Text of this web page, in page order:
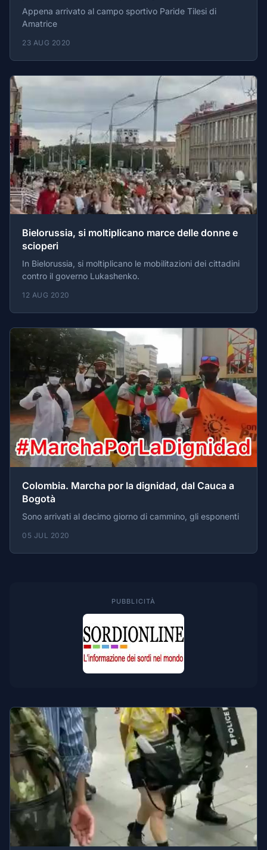
Appena arrivato al campo sportivo Paride Tilesi di
Amatrice
23 AUG 2020
Bielorussia, si moltiplicano marce delle donne e
scioperi
In Bielorussia, si moltiplicano le mobilitazioni dei cittadini
contro il governo Lukashenko.
12 AUG 2020
Colombia. Marcha por la dignidad, dal Cauca a
Bogotà
Sono arrivati al decimo giorno di cammino, gli esponenti
05 JUL 2020
PUBBLICITÀ